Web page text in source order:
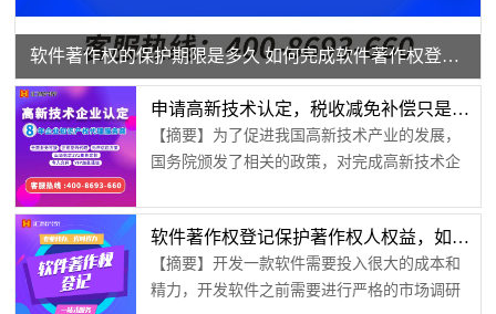
软件著作权的保护期限是多久 如何完成软件著作权登记？【汇智兴泰】
申请高新技术认定，税收减免补偿只是第一点好处【汇智兴泰】
【摘要】为了促进我国高新技术产业的发展，
国务院颁发了相关的政策，对完成高新技术企
励。这一政策的发行，极大地鼓励了企业对高
新技术的钻研和发展，有很大的积极作用。企
业申请技术认定是有很多好处的。税收减免补
偿国家为了促进企业对高新技术的研发，对完
软件著作权登记保护著作权人权益，如何成功获得软件著作权？【汇智兴泰】
【摘要】开发一款软件需要投入很大的成本和
精力，开发软件之前需要进行严格的市场调研